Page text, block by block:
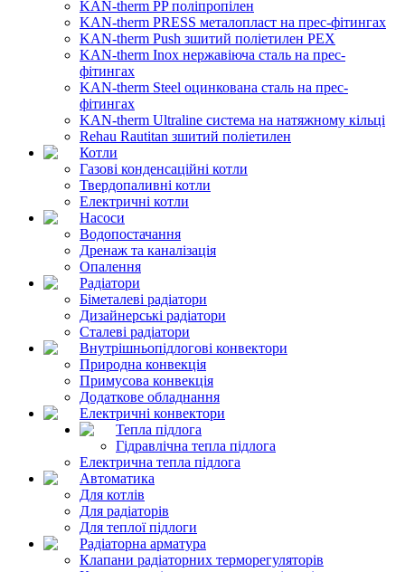
KAN-therm PP поліпропілен
KAN-therm PRESS металопласт на прес-фітингах
KAN-therm Push зшитий поліетилен PEX
KAN-therm Inox нержавіюча сталь на прес-
фітингах
KAN-therm Steel оцинкована сталь на прес-
фітингах
KAN-therm Ultraline система на натяжному кільці
Rehau Rautitan зшитий поліетилен
Котли
Газові конденсаційні котли
Твердопаливні котли
Електричні котли
Насоси
Водопостачання
Дренаж та каналізація
Опалення
Радіатори
Біметалеві радіатори
Дизайнерські радіатори
Сталеві радіатори
Внутрішньопідлогові конвектори
Природна конвекція
Примусова конвекція
Додаткове обладнання
Електричні конвектори
Тепла підлога
Гідравлічна тепла підлога
Електрична тепла підлога
Автоматика
Для котлів
Для радіаторів
Для теплої підлоги
Радіаторна арматура
Клапани радіаторних терморегуляторів